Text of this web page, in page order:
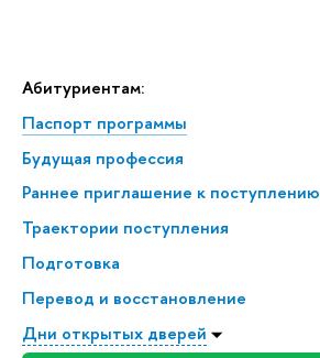
Абитуриентам:
Паспорт программы
Будущая профессия
Раннее приглашение к поступлению
Траектории поступления
Подготовка
Перевод и восстановление
Дни открытых дверей